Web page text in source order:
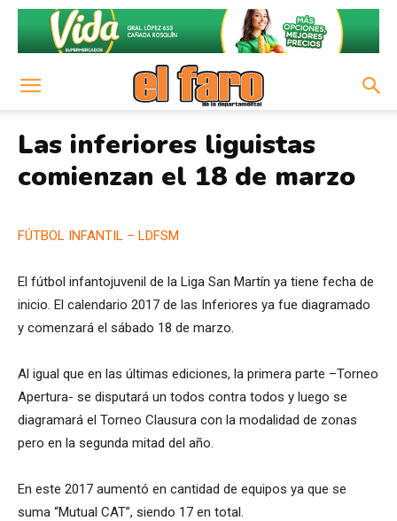
Las inferiores liguistas
comienzan el 18 de marzo
FÚTBOL INFANTIL – LDFSM
El fútbol infantojuvenil de la Liga San Martín ya tiene fecha de
inicio. El calendario 2017 de las Inferiores ya fue diagramado
y comenzará el sábado 18 de marzo.
Al igual que en las últimas ediciones, la primera parte –Torneo
Apertura- se disputará un todos contra todos y luego se
diagramará el Torneo Clausura con la modalidad de zonas
pero en la segunda mitad del año.
En este 2017 aumentó en cantidad de equipos ya que se
suma “Mutual CAT”, siendo 17 en total.